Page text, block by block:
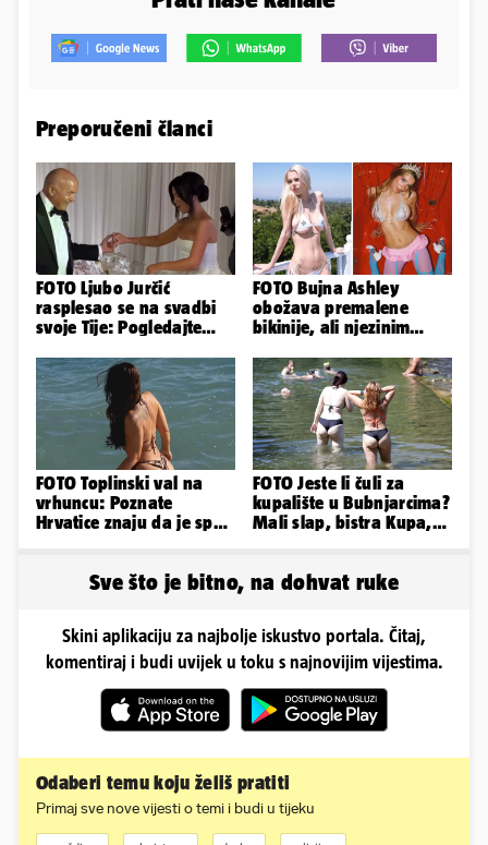
Preporučeni članci
FOTO Ljubo Jurčić
rasplesao se na svadbi
svoje Tije: Pogledajte
vjenčanje...
FOTO Bujna Ashley
obožava premalene
bikinije, ali njezinim
smeta
FOTO Toplinski val na
vrhuncu: Poznate
Hrvatice znaju da je spas
FOTO Jeste li čuli za
kupalište u Bubnjarcima?
Mali slap, bistra Kupa,
Sve što je bitno, na dohvat ruke
Skini aplikaciju za najbolje iskustvo portala. Čitaj,
komentiraj i budi uvijek u toku s najnovijim vijestima.
Odaberi temu koju želiš pratiti
Primaj sve nove vijesti o temi i budi u tijeku